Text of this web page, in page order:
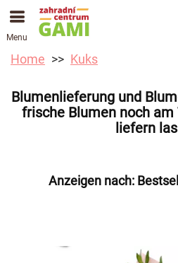
Menu
Home Kuks
Blumenlieferung und
frische Blumen noch am
liefern
Anzeigen nach: